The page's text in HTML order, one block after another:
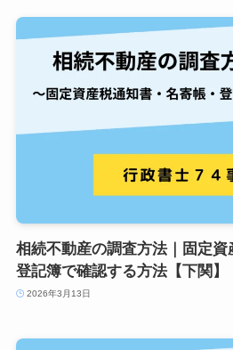
相続不動産の調査方法｜固定資
登記簿で確認する方法【下関】
2026年3月13日